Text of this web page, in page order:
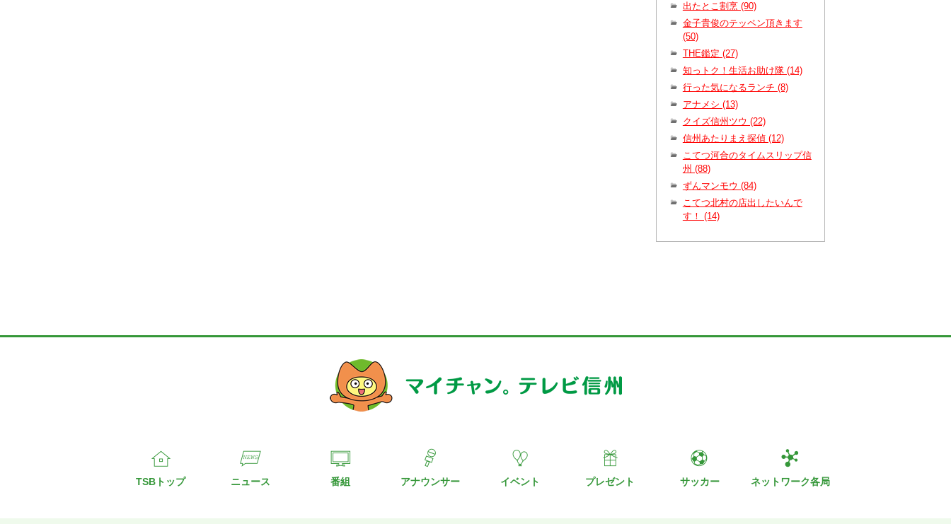
出たとこ割烹 (90)
金子貴俊のテッペン頂きます
(50)
THE鑑定 (27)
知っトク！生活お助け隊 (14)
行った気になるランチ (8)
アナメシ (13)
クイズ信州ツウ (22)
信州あたりまえ探偵 (12)
こてつ河合のタイムスリップ信
州 (88)
ずんマンモウ (84)
こてつ北村の店出したいんで
す！ (14)
TSBトップ ニュース 番組 アナウンサー イベント プレゼント サッカー ネットワーク各局